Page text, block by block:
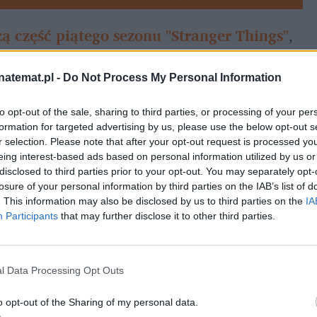
- Do Not Process My Personal Information
opt-out of the sale, sharing to third parties, or processing of your
for targeted advertising by us, please use the below opt-out
selection. Please note that after your opt-out request is processed
interest-based ads based on personal information utilized by us
to third parties prior to your opt-out. You may separately
of your personal information by third parties on the IAB’s list of
This information may also be disclosed by us to third parties on the
Participants that may further disclose it to other third parties.
Data Processing Opt Outs
opt-out of the Sharing of my personal data.
część piątego sezonu "Stranger Things",
To w końcu globalny fenomen, produkcja
oglądalności. Dlatego fakt, że polski
serię roku zaledwie tydzień po jej